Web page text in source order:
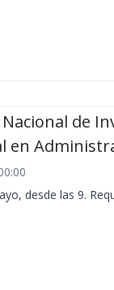
Nacional de
en
desde las 9.